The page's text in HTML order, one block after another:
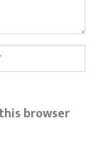
browser